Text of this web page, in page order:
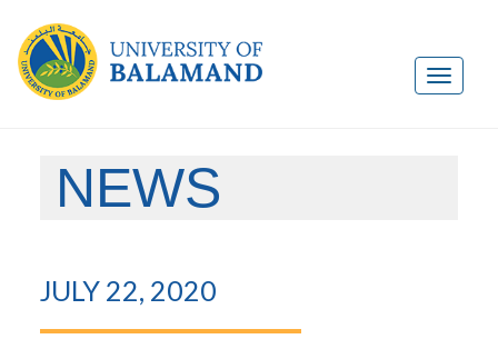
NEWS
JULY 22, 2020